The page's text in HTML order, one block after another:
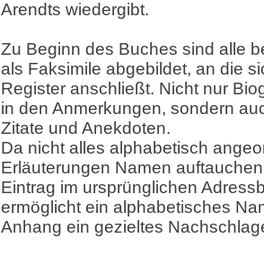
Arendts wiedergibt.
Zu Beginn des Buches sind alle
als Faksimile abgebildet, an die
Register anschließt. Nicht nur
in den Anmerkungen, sondern
Zitate und Anekdoten.
Da nicht alles alphabetisch
Erläuterungen Namen
Eintrag im ursprünglichen
ermöglicht ein alphabetisches
Anhang ein gezieltes